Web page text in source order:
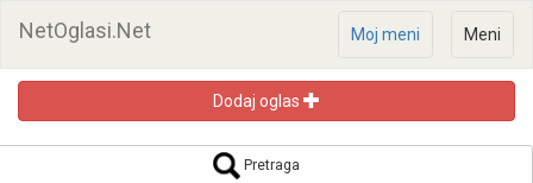
NetOglasi.Net Meni
Moj meni
Dodaj oglas
Pretraga
Pretraga oglasa